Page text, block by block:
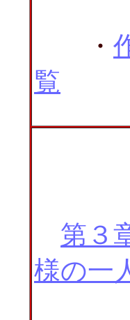
・
覧
第３
様の一